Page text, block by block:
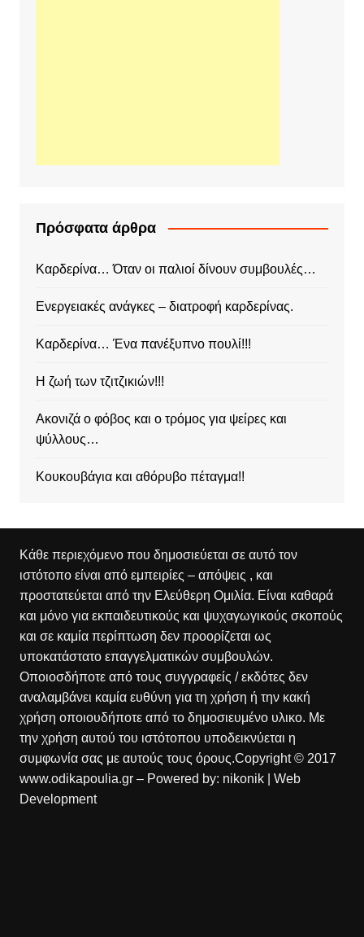
Πρόσφατα άρθρα
Καρδερίνα… Όταν οι παλιοί δίνουν συμβουλές…
Ενεργειακές ανάγκες – διατροφή καρδερίνας.
Καρδερίνα… Ένα πανέξυπνο πουλί!!!
Η ζωή των τζιτζικιών!!!
Ακονιζά ο φόβος και ο τρόμος για ψείρες και
ψύλλους…
Κουκουβάγια και αθόρυβο πέταγμα!!
Κάθε περιεχόμενο που δημοσιεύεται σε αυτό τον
ιστότοπο είναι από εμπειρίες – απόψεις , και
προστατεύεται από την Ελεύθερη Ομιλία. Είναι καθαρά
και μόνο για εκπαιδευτικούς και ψυχαγωγικούς σκοπούς
και σε καμία περίπτωση δεν προορίζεται ως
υποκατάστατο επαγγελματικών συμβουλών.
Οποιοσδήποτε από τους συγγραφείς / εκδότες δεν
αναλαμβάνει καμία ευθύνη για τη χρήση ή την κακή
χρήση οποιουδήποτε από το δημοσιευμένο υλικο. Με
την χρήση αυτού του ιστότοπου υποδεικνύεται η
συμφωνία σας με αυτούς τους όρους.Copyright © 2017
www.odikapoulia.gr – Powered by: nikonik
| Web
Development